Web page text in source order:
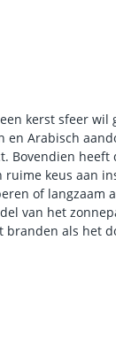
kerst sfeer
en Arabisch
Bovendien
keus aan
of langzaam
van het
branden als het